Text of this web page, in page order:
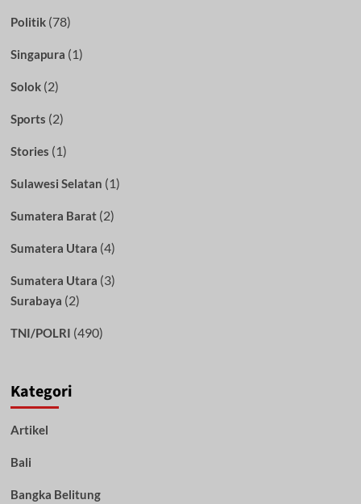
Politik(78)
Singapura (1)
Solok(2)
Sports (2)
Stories (1)
Sulawesi Selatan (1)
Sumatera Barat(2)
Sumatera Utara (4)
Sumatera Utara (3)
Surabaya (2)
TNI/POLRI (490)
Kategori
Artikel
Bali
Bangka Belitung